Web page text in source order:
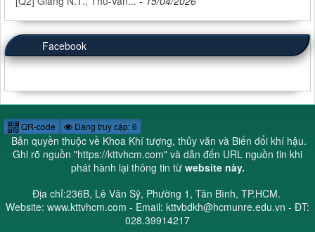
Facebook
QR-code Đang truy cập: 6
Bản quyền thuộc về Khoa Khí tượng, thủy văn và Biến đổi khí hậu.
Ghi rõ nguồn "https://kttvhcm.com" và dẫn đến URL nguồn tin khi
phát hành lại thông tin từ website này.
Địa chỉ:236B, Lê Văn Sỹ, Phường 1, Tân Bình, TP.HCM.
Website: www.kttvhcm.com - Email: kttvbdkh@hcmunre.edu.vn - ĐT:
028.39914217